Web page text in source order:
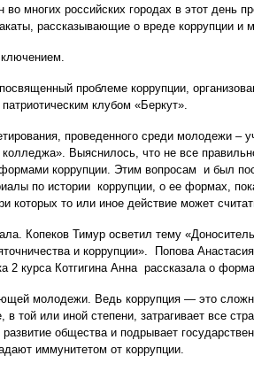
многих российских городах в этот день
рассказывающие о вреде коррупции и
проблеме коррупции,
клубом «Беркут».
проведенного среди молодежи –
Выяснилось, что не все
коррупции. Этим вопросам и был
по истории коррупции, о ее формах,
которых то или иное действие может
Копеков Тимур осветил тему
и коррупции». Попова
2 курса Котгигина Анна рассказала о
молодежи. Ведь коррупция — это
той или иной степени, затрагивает все
общества и подрывает
иммунитетом от коррупции.